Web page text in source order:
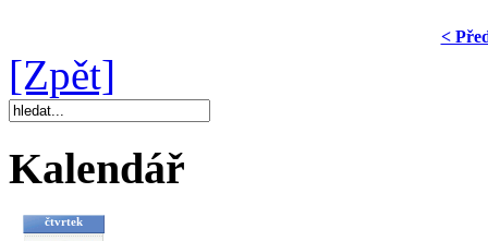
<
[Zpět]
Kalendář
čtvrtek